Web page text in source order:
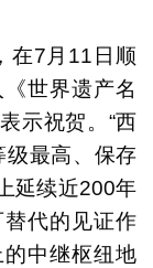
在7月11日顺
世界遗产名
示祝贺。“西
级最高、保存
延续近200年
代的见证作
中继枢纽地